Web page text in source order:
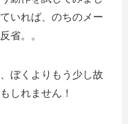
いれば、のちのメー
省。。
ぼくよりもう少し故
しれません！